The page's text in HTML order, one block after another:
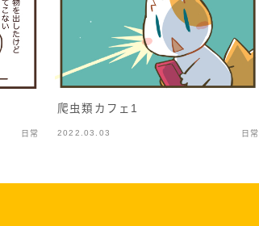
日常
爬虫類カフェ1
2022.03.03 日常